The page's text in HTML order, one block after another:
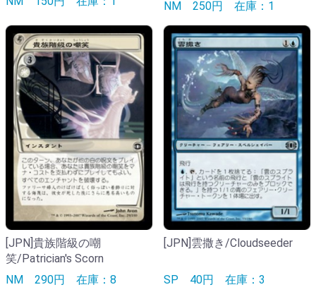
NM 250円 在庫：1
[JPN]貴族階級の嘲
笑/Patrician's Scorn
NM 290円 在庫：8
[JPN]雲撒き/Cloudseeder
SP 40円 在庫：3